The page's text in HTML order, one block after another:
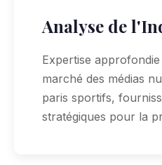
Analyse de
Expertise
marché des médias
paris sportifs,
stratégiques pour la